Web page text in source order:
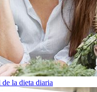
la dieta diaria